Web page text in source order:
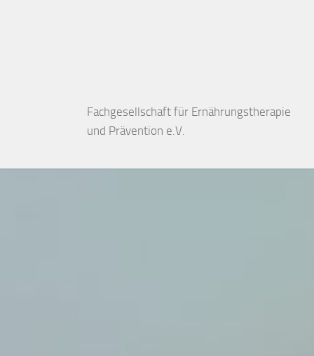
Fachgesellschaft für Ernährungstherapie
und Prävention e.V.